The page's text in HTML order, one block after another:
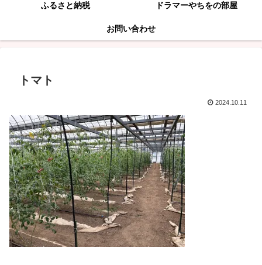
ふるさと納税 ドラマーやちをの部屋
お問い合わせ
トマト
2024.10.11